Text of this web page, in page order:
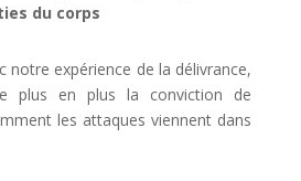
du corps
notre expérience de la délivrance,
plus en plus la conviction de
les attaques viennent dans